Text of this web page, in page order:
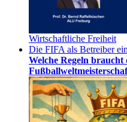
Wirtschaftliche Freiheit
Die FIFA als Betreiber
Welche Regeln